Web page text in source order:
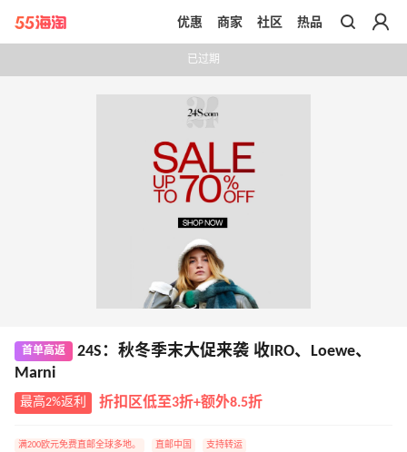
带你去官网买正品
优惠 商家 社区 热品
已过期
首单高返
24S：秋冬季末大促来袭 收IRO、Loewe、
Marni
最高2%返利 折扣区低至3折+额外8.5折
满200欧元免费直邮全球多地。 直邮中国 支持转运